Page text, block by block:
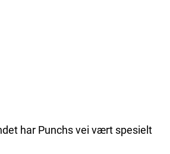
har Punchs vei vært spesielt